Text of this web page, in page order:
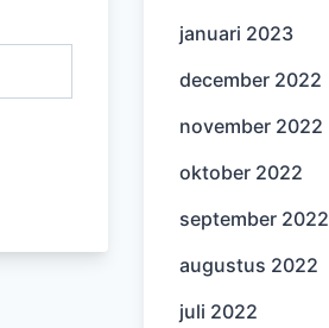
januari 2023
december 2022
november 2022
oktober 2022
september 2022
augustus 2022
juli 2022